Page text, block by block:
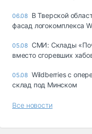
06.08 В Тверской
фасад логокомплекса
05.08 СМИ: Склады
вместо сгоревших
05.08 Wildberries с
склад под Минском
Все новости